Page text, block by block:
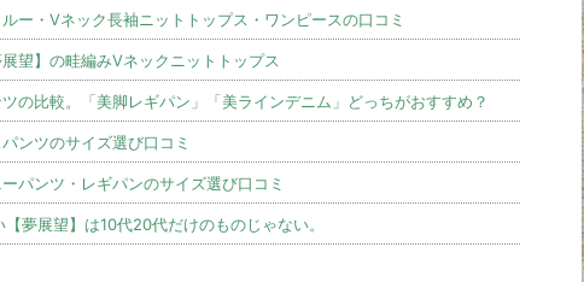
ー・Vネック長袖ニットトップス・ワンピースの口コミ
望】の畦編みVネックニットトップス
の比較。「美脚レギパン」「美ラインデニム」どっちがおすすめ？
ンツのサイズ選び口コミ
パンツ・レギパンのサイズ選び口コミ
夢展望】は10代20代だけのものじゃない。